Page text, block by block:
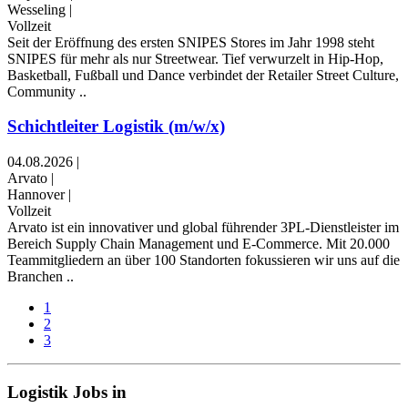
Wesseling |
Vollzeit
Seit der Eröffnung des ersten SNIPES Stores im Jahr 1998 steht
SNIPES für mehr als nur Streetwear. Tief verwurzelt in Hip-Hop,
Basketball, Fußball und Dance verbindet der Retailer Street Culture,
Community ..
Schichtleiter Logistik (m/w/x)
04.08.2026 |
Arvato |
Hannover |
Vollzeit
Arvato ist ein innovativer und global führender 3PL-Dienstleister im
Bereich Supply Chain Management und E-Commerce. Mit 20.000
Teammitgliedern an über 100 Standorten fokussieren wir uns auf die
Branchen ..
1
2
3
Logistik Jobs in